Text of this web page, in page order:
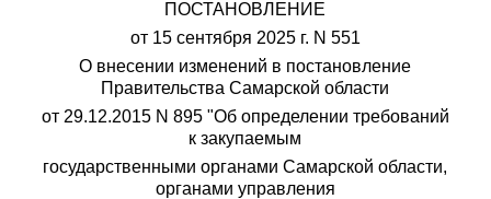
ПОСТАНОВЛЕНИЕ
от 15 сентября 2025 г. N 551
О внесении изменений в постановление
Правительства Самарской области
от 29.12.2015 N 895 "Об определении требований
к закупаемым
государственными органами Самарской области,
органами управления